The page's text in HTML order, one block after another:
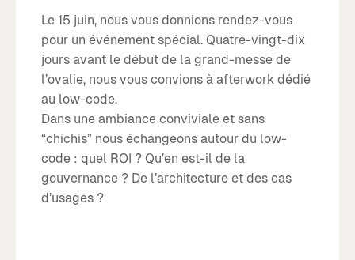
Le 15 juin, nous vous donnions rendez-vous
pour un événement spécial. Quatre-vingt-dix
jours avant le début de la grand-messe de
l’ovalie, nous vous convions à afterwork dédié
au low-code.
Dans une ambiance conviviale et sans
“chichis” nous échangeons autour du low-
code : quel ROI ? Qu’en est-il de la
gouvernance ? De l’architecture et des cas
d’usages ?